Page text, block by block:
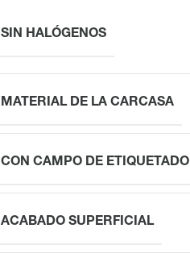
SIN HALÓGENOS
MATERIAL DE LA CARCASA
CON CAMPO DE ETIQUETADO
ACABADO SUPERFICIAL